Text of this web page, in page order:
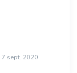
7 sept. 2020